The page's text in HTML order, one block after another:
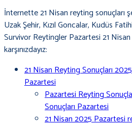
İnternette 21 Nisan reyting sonuçları
Uzak Şehir, Kızıl Goncalar, Kudüs
Survivor Reytingler Pazartesi 21
karşınızdayız:
21 Nisan Reyting Sonuçları
Pazartesi
Pazartesi Reyting
Sonuçları Pazartesi
21 Nisan 2025 Pazartesi